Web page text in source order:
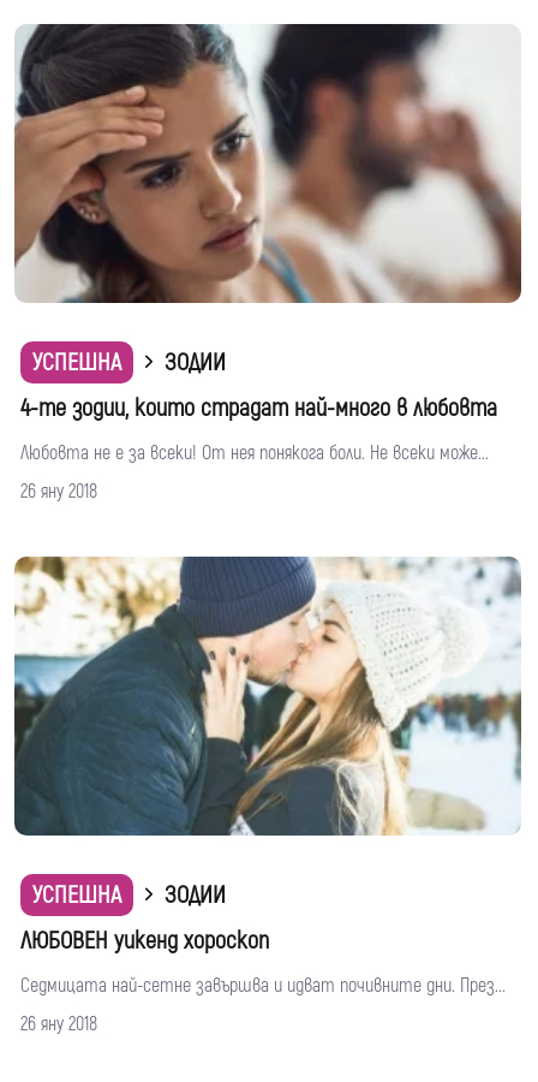
УСПЕШНА
ЗОДИИ
4-те зодии, които страдат най-много в любовта
Любовта не е за всеки! От нея понякога боли. Не всеки може...
26 яну 2018
УСПЕШНА
ЗОДИИ
ЛЮБОВЕН уикенд хороскоп
Седмицата най-сетне завършва и идват почивните дни. През...
26 яну 2018